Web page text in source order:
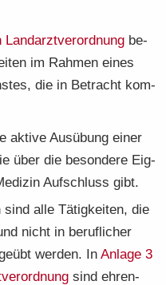
be­
im Rah­men eines
die in Be­tracht kom­
ak­ti­ve Aus­übung einer
über die be­son­de­re Eig­
Auf­schluss gibt.
alle Tä­tig­kei­ten, die
nicht in be­ruf­li­cher
wer­den. In An­la­ge 3
sind eh­ren­